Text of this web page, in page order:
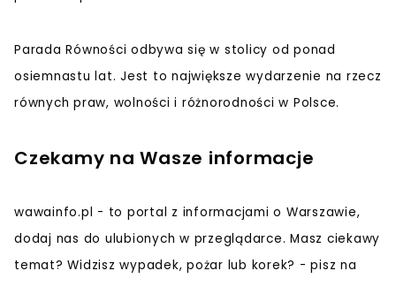
Parada Równości odbywa się w stolicy od ponad
osiemnastu lat. Jest to największe wydarzenie na rzecz
równych praw, wolności i różnorodności w Polsce.
Czekamy na Wasze informacje
wawainfo.pl - to portal z informacjami o Warszawie,
dodaj nas do ulubionych w przeglądarce. Masz ciekawy
temat? Widzisz wypadek, pożar lub korek? - pisz na